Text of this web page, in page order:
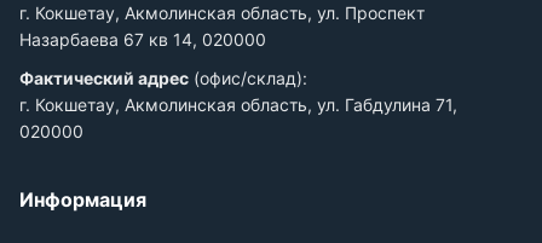
г. Кокшетау, Акмолинская область, ул. Проспект
Назарбаева 67 кв 14, 020000
Фактический адрес (офис/склад):
г. Кокшетау, Акмолинская область, ул. Габдулина 71,
020000
Информация